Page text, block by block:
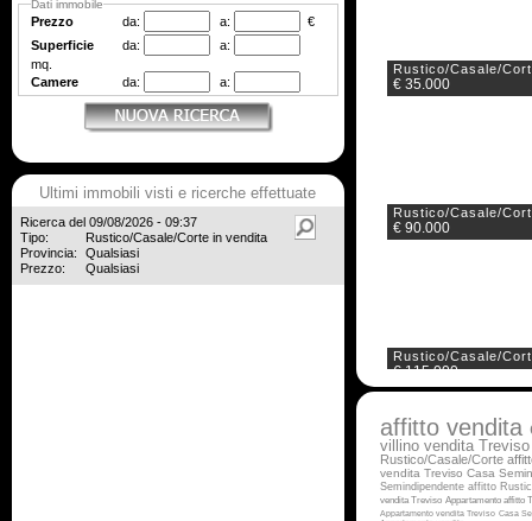
Rustico/Casale/
€ 35.000
Rustico/Casale/
€ 90.000
Rustico/Casale/
€ 115.000
Rustico/Casale/
€ 350.000
affitto vendita
villino vendita Treviso
Rustico/Casale/Corte
vendita Treviso Casa
Semindipendente affitto
vendita Treviso Appartamento affitto
Appartamento vendita Treviso Casa
Dati immobile
Prezzo da: a:
€
Superficie
da:
a:
mq.
Camere
da: a:
Ultimi immobili visti e ricerche effettuate
Ricerca del 09/08/2026 - 09:37
Tipo:
Rustico/Casale/Corte in vendita
Provincia:
Qualsiasi
Prezzo:
Qualsiasi